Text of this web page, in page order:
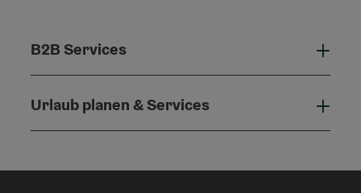
B2B Services
Urlaub planen & Services